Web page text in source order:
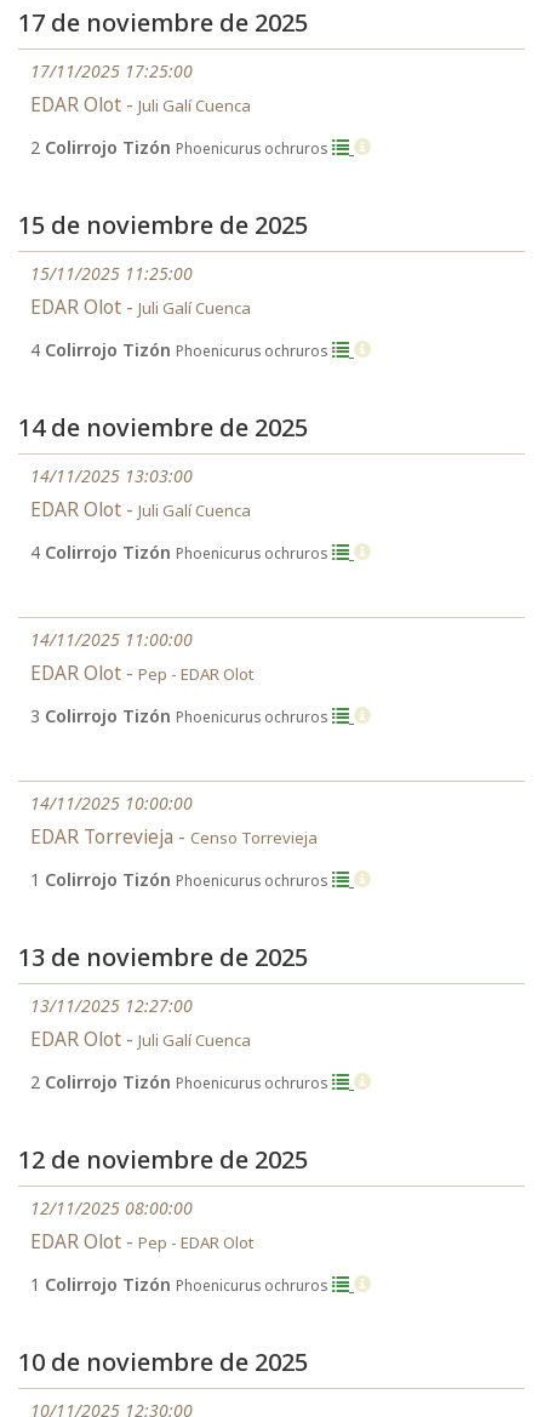
17 de noviembre de 2025
17/11/2025 17:25:00
EDAR Olot - Juli Galí Cuenca
2 Colirrojo Tizón Phoenicurus ochruros
15 de noviembre de 2025
15/11/2025 11:25:00
EDAR Olot - Juli Galí Cuenca
4 Colirrojo Tizón Phoenicurus ochruros
14 de noviembre de 2025
14/11/2025 13:03:00
EDAR Olot - Juli Galí Cuenca
4 Colirrojo Tizón Phoenicurus ochruros
14/11/2025 11:00:00
EDAR Olot - Pep - EDAR Olot
3 Colirrojo Tizón Phoenicurus ochruros
14/11/2025 10:00:00
EDAR Torrevieja - Censo Torrevieja
1 Colirrojo Tizón Phoenicurus ochruros
13 de noviembre de 2025
13/11/2025 12:27:00
EDAR Olot - Juli Galí Cuenca
2 Colirrojo Tizón Phoenicurus ochruros
12 de noviembre de 2025
12/11/2025 08:00:00
EDAR Olot - Pep - EDAR Olot
1 Colirrojo Tizón Phoenicurus ochruros
10 de noviembre de 2025
10/11/2025 12:30:00